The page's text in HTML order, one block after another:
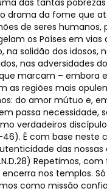
das tantas pobrezas
drama da fome que
de seres humanos,
os Países em vias
na solidão dos idosos,
nas adversidades
marcam – embora
as regiões mais
do amor mútuo e,
passa necessidade,
verdadeiros
46). É com base neste
das nossas
Repetimos,
nos templos.
como missão